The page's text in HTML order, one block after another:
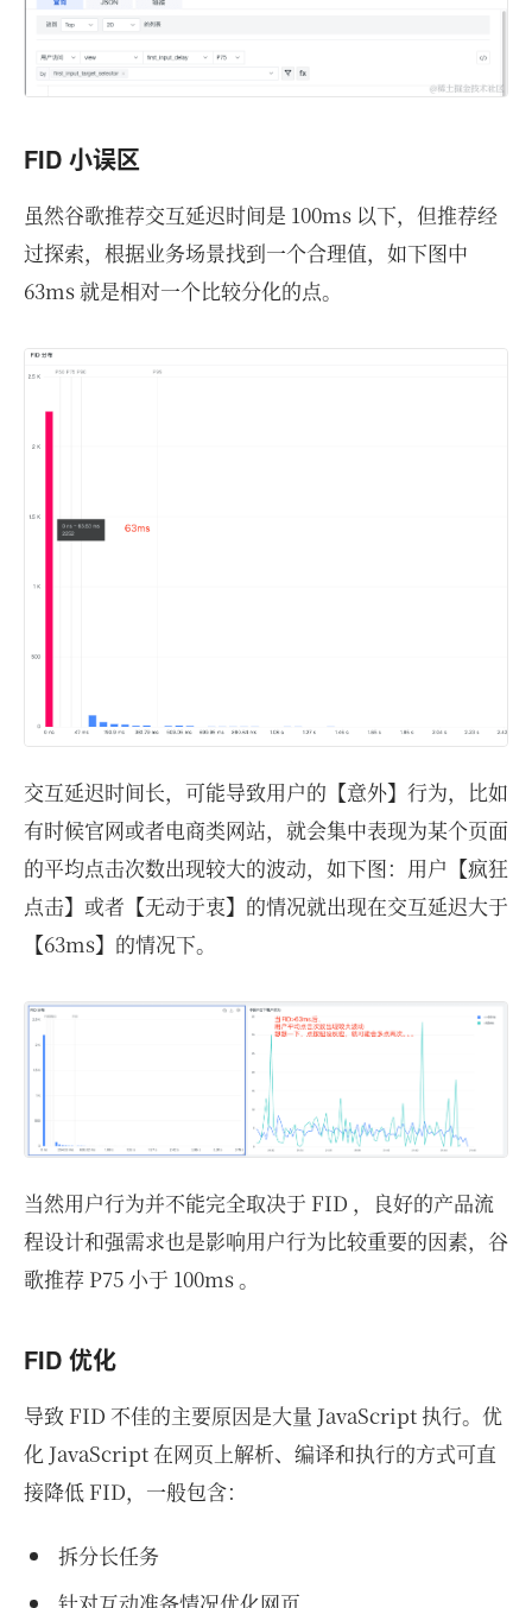
FID 小误区
虽然谷歌推荐交互延迟时间是 100ms 以下，但推荐经
过探索，根据业务场景找到一个合理值，如下图中
63ms 就是相对一个比较分化的点。
交互延迟时间长，可能导致用户的【意外】行为，比如
有时候官网或者电商类网站，就会集中表现为某个页面
的平均点击次数出现较大的波动，如下图：用户【疯狂
点击】或者【无动于衷】的情况就出现在交互延迟大于
【63ms】的情况下。
当然用户行为并不能完全取决于 FID ，良好的产品流
程设计和强需求也是影响用户行为比较重要的因素，谷
歌推荐 P75 小于 100ms 。
FID 优化
导致 FID 不佳的主要原因是大量 JavaScript 执行。优
化 JavaScript 在网页上解析、编译和执行的方式可直
接降低 FID，一般包含：
拆分长任务